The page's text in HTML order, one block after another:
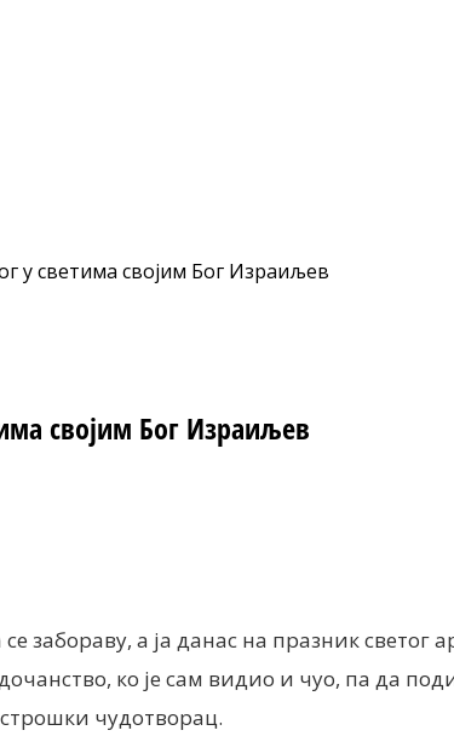
у светима својим Бог Израиљев
својим Бог Израиљев
забораву, а ја данас на празник
ко је сам видио и чуо, па да
чудотворац.